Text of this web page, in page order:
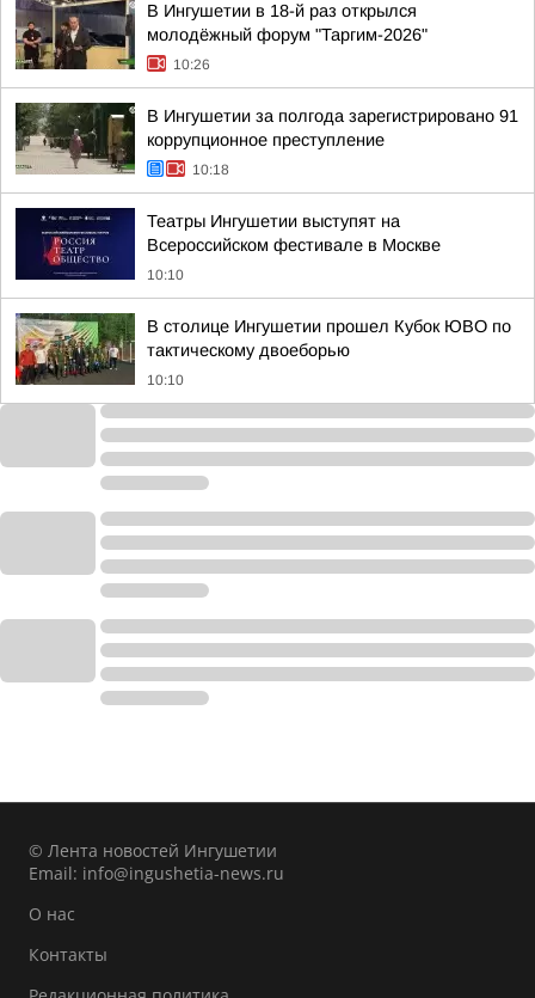
В Ингушетии в 18-й раз открылся
молодёжный форум "Таргим-2026"
10:26
В Ингушетии за полгода зарегистрировано 91
коррупционное преступление
10:18
Театры Ингушетии выступят на
Всероссийском фестивале в Москве
10:10
В столице Ингушетии прошел Кубок ЮВО по
тактическому двоеборью
10:10
© Лента новостей Ингушетии
Email: info@ingushetia-news.ru
О нас
Контакты